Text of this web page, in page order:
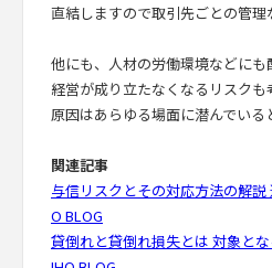
直結しますので取引先ごとの管理
他にも、人材の労働環境などに
経営が成り立たなくなるリスク
原因はあらゆる場面に潜んでいる
関連記事
与信リスクとその対応方法の解説
O BLOG
貸倒れと貸倒れ損失とは 対象と